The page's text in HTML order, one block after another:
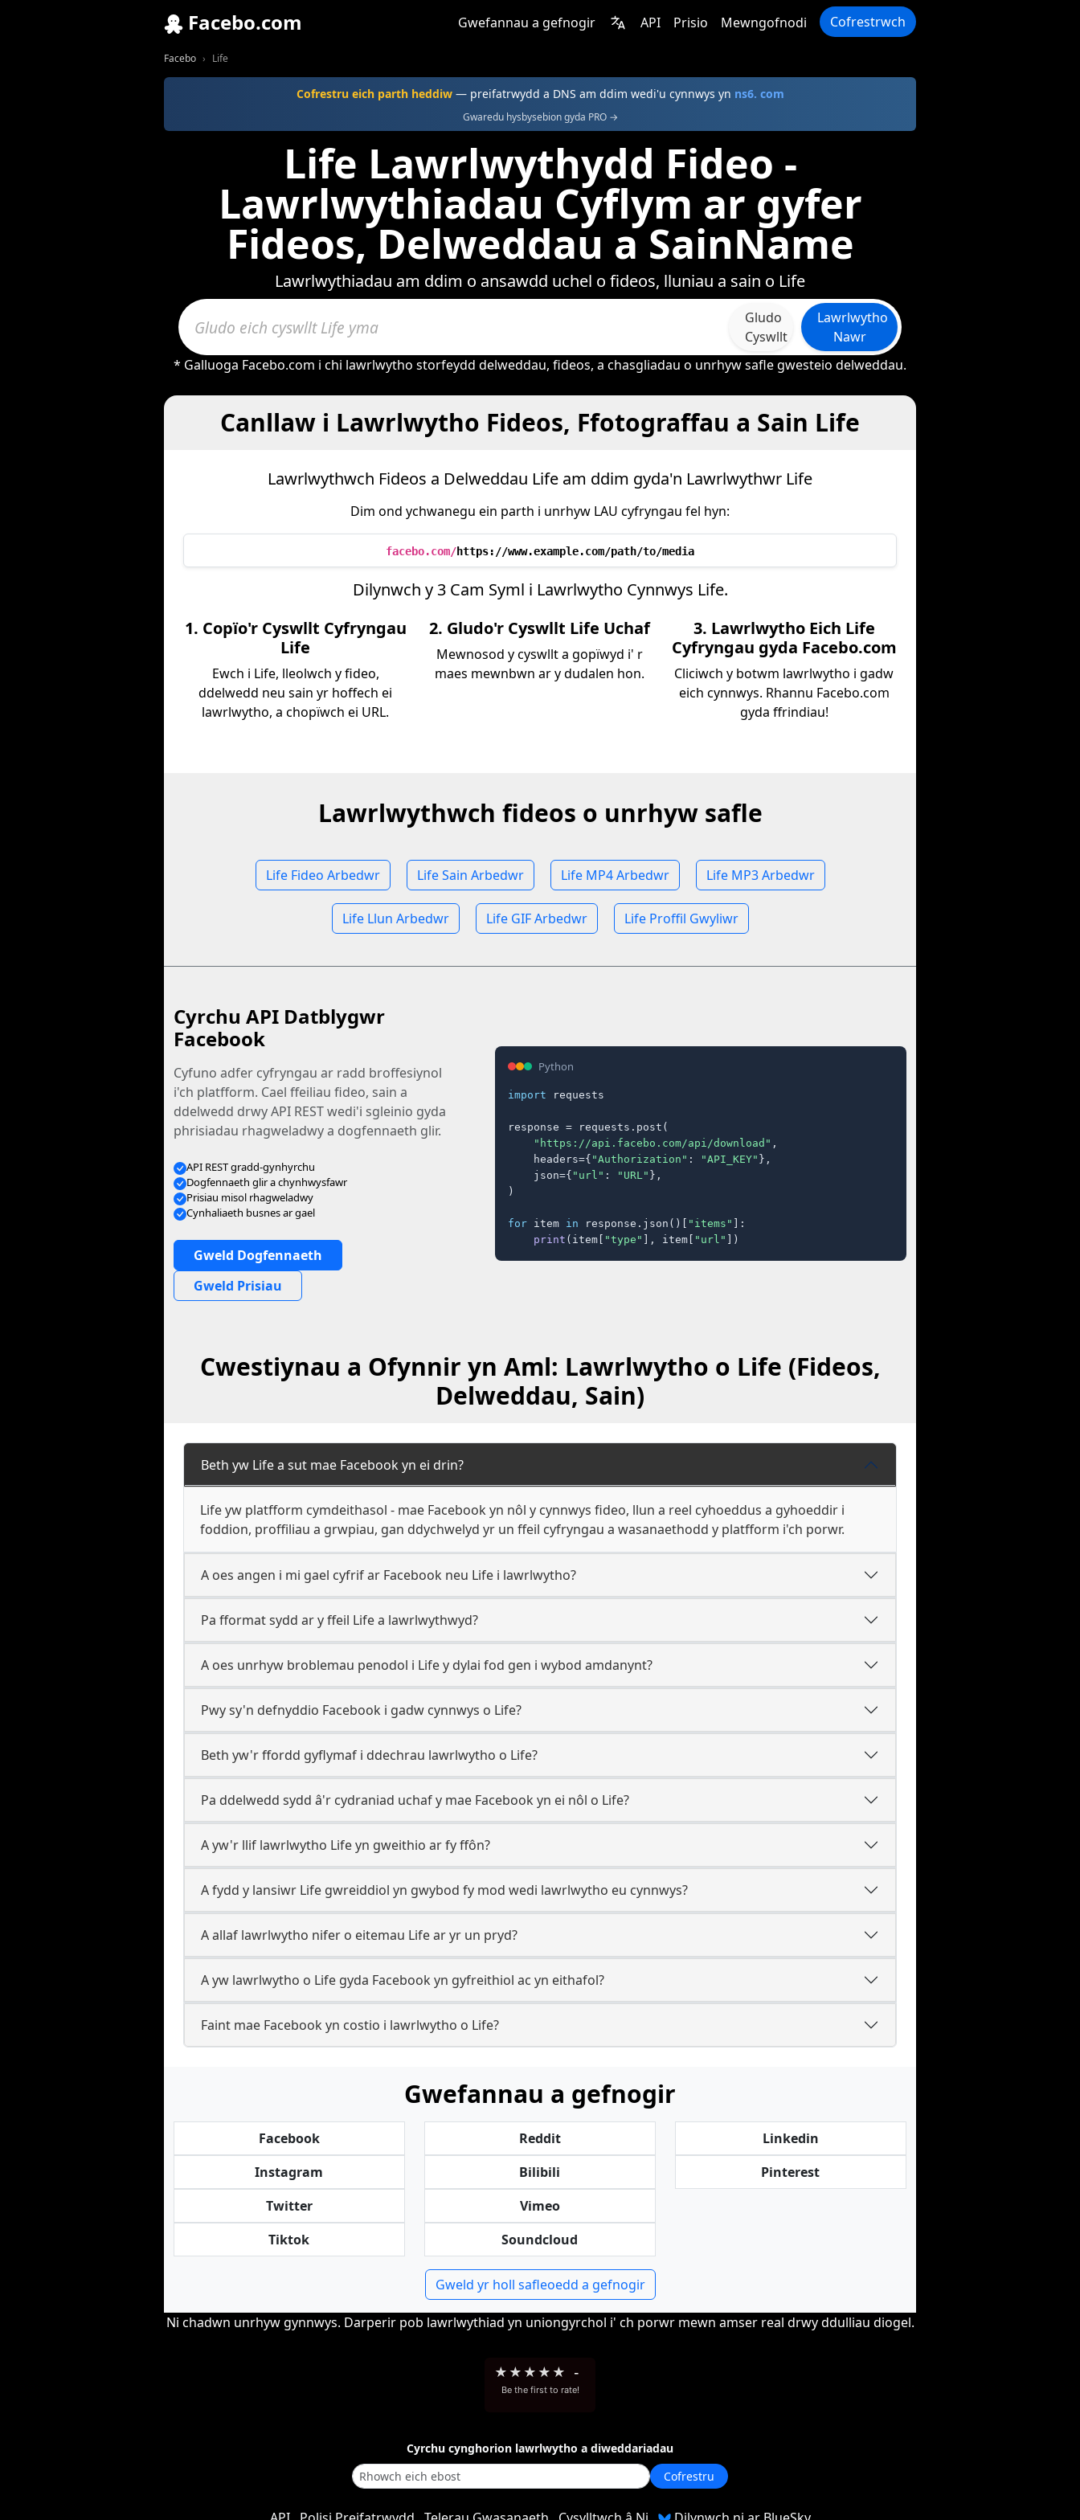
Facebo.com Gwefannau a gefnogir API Prisio Mewngofnodi Cofrestrwch
Facebo Life
Cofrestru eich parth heddiw— preifatrwydd a DNS am ddim wedi'u cynnwys yn ns6. com
Gwaredu hysbysebion gyda PRO →
Life Lawrlwythydd Fideo -
Lawrlwythiadau Cyflym ar gyfer
Fideos, Delweddau a SainName
Lawrlwythiadau am ddim o ansawdd uchel o fideos, lluniau a sain o Life
Gludo
Cyswllt
Lawrlwytho
Nawr
* Galluoga Facebo.com i chi lawrlwytho storfeydd delweddau, fideos, a chasgliadau o unrhyw safle gwesteio delweddau.
Canllaw i Lawrlwytho Fideos, Ffotograffau a Sain Life
Lawrlwythwch Fideos a Delweddau Life am ddim gyda'n Lawrlwythwr Life
Dim ond ychwanegu ein parth i unrhyw LAU cyfryngau fel hyn:
facebo.com/https://www.example.com/path/to/media
Dilynwch y 3 Cam Syml i Lawrlwytho Cynnwys Life.
1. Copïo'r Cyswllt Cyfryngau
Life
Ewch i Life, lleolwch y fideo,
ddelwedd neu sain yr hoffech ei
lawrlwytho, a chopïwch ei URL.
2. Gludo'r Cyswllt Life Uchaf
Mewnosod y cyswllt a gopïwyd i' r
maes mewnbwn ar y dudalen hon.
3. Lawrlwytho Eich Life
Cyfryngau gyda Facebo.com
Cliciwch y botwm lawrlwytho i gadw
eich cynnwys. Rhannu Facebo.com
gyda ffrindiau!
Lawrlwythwch fideos o unrhyw safle
Life Fideo Arbedwr Life Sain Arbedwr Life MP4 Arbedwr Life MP3 Arbedwr
Life Llun Arbedwr Life GIF Arbedwr Life Proffil Gwyliwr
Cyrchu API Datblygwr
Facebook
Cyfuno adfer cyfryngau ar radd broffesiynol
i'ch platfform. Cael ffeiliau fideo, sain a
ddelwedd drwy API REST wedi'i sgleinio gyda
phrisiadau rhagweladwy a dogfennaeth glir.
API REST gradd-gynhyrchu
Dogfennaeth glir a chynhwysfawr
Prisiau misol rhagweladwy
Cynhaliaeth busnes ar gael
Gweld Dogfennaeth
Gweld Prisiau
Python
import requests
response = requests.post(
"https://api.facebo.com/api/download" ,
    headers={
"Authorization" : "API_KEY" },
    json={
"url" : "URL" },
)
for item in response.json()[ "items" ]:
print (item[ "type" ], item[ "url" ])
Cwestiynau a Ofynnir yn Aml: Lawrlwytho o Life (Fideos,
Delweddau, Sain)
Beth yw Life a sut mae Facebook yn ei drin?
Life yw platfform cymdeithasol - mae Facebook yn nôl y cynnwys fideo, llun a reel cyhoeddus a gyhoeddir i
foddion, proffiliau a grwpiau, gan ddychwelyd yr un ffeil cyfryngau a wasanaethodd y platfform i'ch porwr.
A oes angen i mi gael cyfrif ar Facebook neu Life i lawrlwytho?
Pa fformat sydd ar y ffeil Life a lawrlwythwyd?
A oes unrhyw broblemau penodol i Life y dylai fod gen i wybod amdanynt?
Pwy sy'n defnyddio Facebook i gadw cynnwys o Life?
Beth yw'r ffordd gyflymaf i ddechrau lawrlwytho o Life?
Pa ddelwedd sydd â'r cydraniad uchaf y mae Facebook yn ei nôl o Life?
A yw'r llif lawrlwytho Life yn gweithio ar fy ffôn?
A fydd y lansiwr Life gwreiddiol yn gwybod fy mod wedi lawrlwytho eu cynnwys?
A allaf lawrlwytho nifer o eitemau Life ar yr un pryd?
A yw lawrlwytho o Life gyda Facebook yn gyfreithiol ac yn eithafol?
Faint mae Facebook yn costio i lawrlwytho o Life?
Gwefannau a gefnogir
Facebook
Instagram
Twitter
Tiktok
Reddit
Bilibili
Vimeo
Soundcloud
Linkedin
Pinterest
Gweld yr holl safleoedd a gefnogir
Ni chadwn unrhyw gynnwys. Darperir pob lawrlwythiad yn uniongyrchol i' ch porwr mewn amser real drwy ddulliau diogel.
★ ★ ★ ★ ★ -
Be the first to rate!
Cyrchu cynghorion lawrlwytho a diweddariadau
Cofrestru